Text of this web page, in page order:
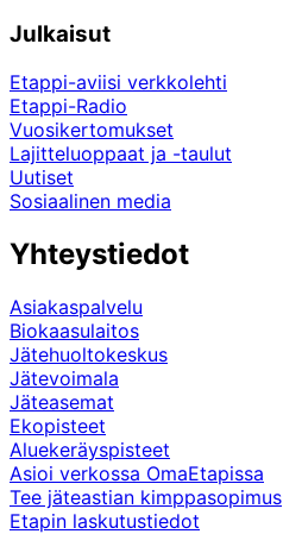
Julkaisut
Etappi-aviisi verkkolehti
Etappi-Radio
Vuosikertomukset
Lajitteluoppaat ja -taulut
Uutiset
Sosiaalinen media
Yhteystiedot
Asiakaspalvelu
Biokaasulaitos
Jätehuoltokeskus
Jätevoimala
Jäteasemat
Ekopisteet
Aluekeräyspisteet
Asioi verkossa OmaEtapissa
Tee jäteastian kimppasopimus
Etapin laskutustiedot